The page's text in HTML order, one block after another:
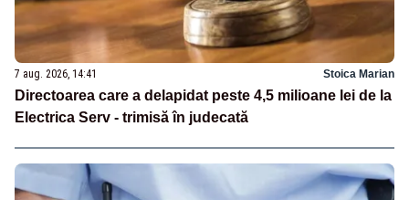
7 aug. 2026, 14:41 Stoica Marian
Directoarea care a delapidat peste 4,5 milioane lei de la
Electrica Serv - trimisă în judecată